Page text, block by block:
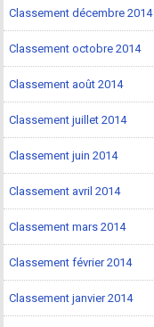
Classement décembre 2014
Classement octobre 2014
Classement août 2014
Classement juillet 2014
Classement juin 2014
Classement avril 2014
Classement mars 2014
Classement février 2014
Classement janvier 2014